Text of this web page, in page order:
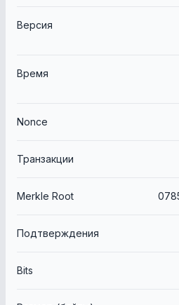
Версия
Время
Nonce
Транзакции
Merkle Root
Подтверждения
Bits